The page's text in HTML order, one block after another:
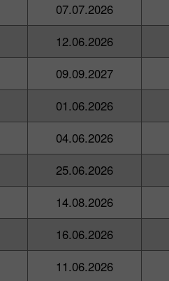
07.07.2026
12.06.2026
09.09.2027
01.06.2026
04.06.2026
25.06.2026
14.08.2026
16.06.2026
11.06.2026